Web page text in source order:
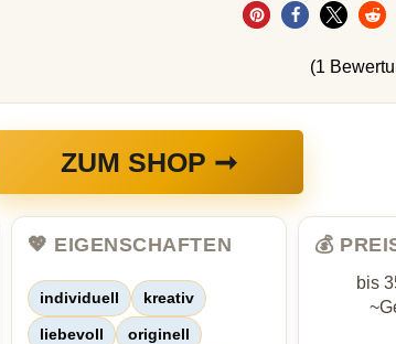
(1
ZUM SHOP ➞
💖 EIGENSCHAFTEN
individuell kreativ
liebevoll originell
💰
bis